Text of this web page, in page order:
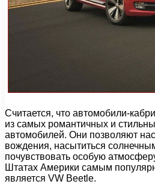
Считается, что автомобили-
из самых романтичных и
автомобилей. Они позволяют
вождения, насытиться
почувствовать особую
Штатах Америки самым
является VW Beetle.